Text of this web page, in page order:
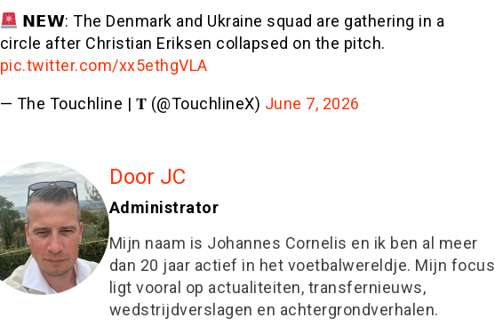
𝗡𝗘𝗪: The Denmark and Ukraine squad are gathering in a
circle after Christian Eriksen collapsed on the pitch.
pic.twitter.com/xx5ethgVLA
— The Touchline | 𝐓 (@TouchlineX) June 7, 2026
Door JC
Administrator
Mijn naam is Johannes Cornelis en ik ben al meer
dan 20 jaar actief in het voetbalwereldje. Mijn focus
ligt vooral op actualiteiten, transfernieuws,
wedstrijdverslagen en achtergrondverhalen.